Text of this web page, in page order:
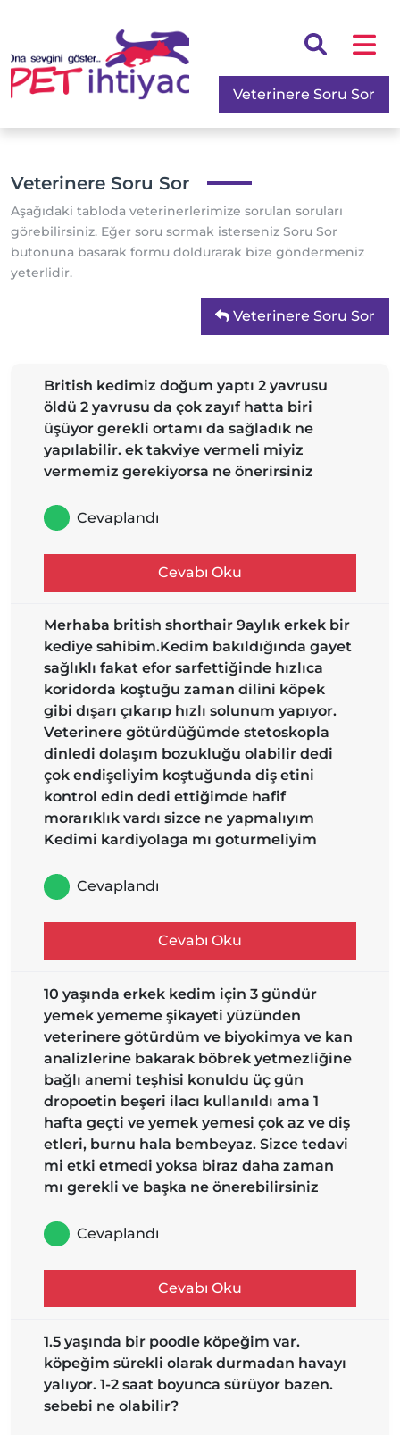
Veterinere Soru Sor
Veterinere Soru Sor
Aşağıdaki tabloda veterinerlerimize sorulan soruları
görebilirsiniz. Eğer soru sormak isterseniz Soru Sor
butonuna basarak formu doldurarak bize göndermeniz
yeterlidir.
Veterinere Soru Sor
British kedimiz doğum yaptı 2 yavrusu
öldü 2 yavrusu da çok zayıf hatta biri
üşüyor gerekli ortamı da sağladık ne
yapılabilir. ek takviye vermeli miyiz
vermemiz gerekiyorsa ne önerirsiniz
Cevaplandı
Cevabı Oku
Merhaba british shorthair 9aylık erkek bir
kediye sahibim.Kedim bakıldığında gayet
sağlıklı fakat efor sarfettiğinde hızlıca
koridorda koştuğu zaman dilini köpek
gibi dışarı çıkarıp hızlı solunum yapıyor.
Veterinere götürdüğümde stetoskopla
dinledi dolaşım bozukluğu olabilir dedi
çok endişeliyim koştuğunda diş etini
kontrol edin dedi ettiğimde hafif
morarıklık vardı sizce ne yapmalıyım
Kedimi kardiyolaga mı goturmeliyim
Cevaplandı
Cevabı Oku
10 yaşında erkek kedim için 3 gündür
yemek yememe şikayeti yüzünden
veterinere götürdüm ve biyokimya ve kan
analizlerine bakarak böbrek yetmezliğine
bağlı anemi teşhisi konuldu üç gün
dropoetin beşeri ilacı kullanıldı ama 1
hafta geçti ve yemek yemesi çok az ve diş
etleri, burnu hala bembeyaz. Sizce tedavi
mi etki etmedi yoksa biraz daha zaman
mı gerekli ve başka ne önerebilirsiniz
Cevaplandı
Cevabı Oku
1.5 yaşında bir poodle köpeğim var.
köpeğim sürekli olarak durmadan havayı
yalıyor. 1-2 saat boyunca sürüyor bazen.
sebebi ne olabilir?